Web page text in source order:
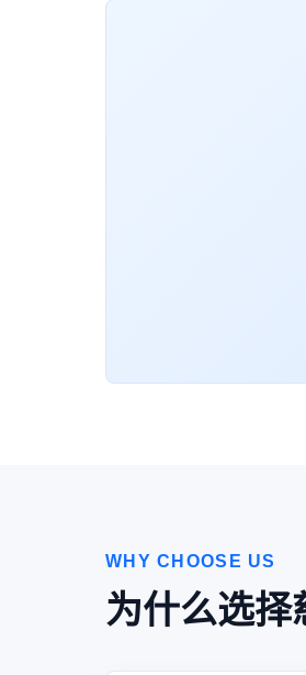
WHY CHOOSE US
为什么选择